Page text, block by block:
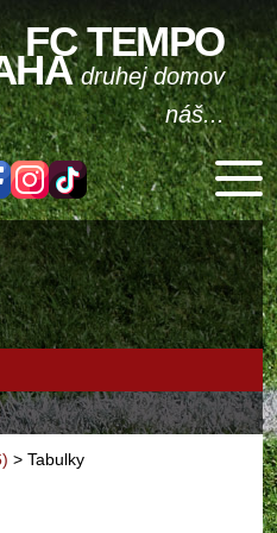
FC TEMPO
druhej domov
náš...
> Tabulky